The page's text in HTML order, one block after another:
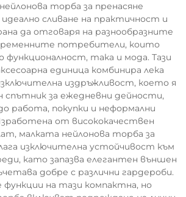
торба за пренасяне
сливане на практичност и
да отговаря на разнообразните
потребители, които
функционалност, така и мода. Тази
единица комбинира лека
издръжливост, което я
спътник за ежедневни дейности,
работа, покупки и неформални
от висококачествен
малката нейлонова торба за
изключителна устойчивост към
като запазва елегантен външен
добре с различни гардероби.
на тази компактна, но